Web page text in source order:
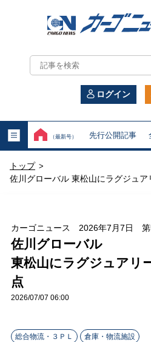
カ
ー
ニ
ュ
ー
オ
ン
イ
ン
ログイン
（最新号） 先行公開記事
トップ >
佐川グローバル 東松山にラグジュ
カーゴニュース 2026年7月7日 第
佐川グローバル
東松山にラグジュアリ
点
2026/07/07 06:00
総合物流・３ＰＬ 倉庫・物流施設